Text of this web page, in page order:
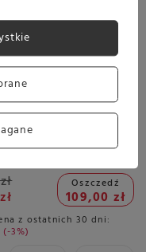
tego produktu
dostawa
- Czarny połysk
Oszczedź
109,00 zł
z ostatnich 30 dni:
-3%